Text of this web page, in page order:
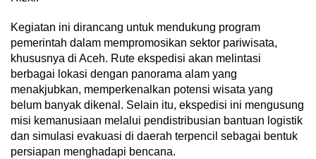
Kegiatan ini dirancang untuk mendukung program
pemerintah dalam mempromosikan sektor pariwisata,
khususnya di Aceh. Rute ekspedisi akan melintasi
berbagai lokasi dengan panorama alam yang
menakjubkan, memperkenalkan potensi wisata yang
belum banyak dikenal. Selain itu, ekspedisi ini mengusung
misi kemanusiaan melalui pendistribusian bantuan logistik
dan simulasi evakuasi di daerah terpencil sebagai bentuk
persiapan menghadapi bencana.